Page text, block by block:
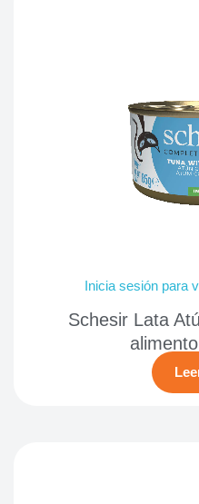
Inicia sesión para
Schesir Lata